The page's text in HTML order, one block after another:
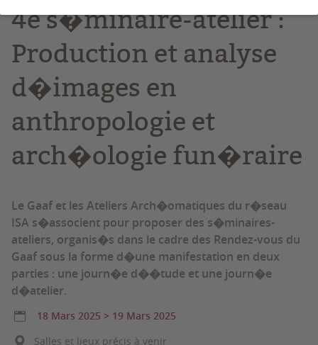
4e s�minaire-atelier :
Production et analyse
d�images en
anthropologie et
arch�ologie fun�raire
Le Gaaf et les Ateliers Arch�omatiques du r�seau
ISA s�associent pour proposer des s�minaires-
ateliers, organis�s dans le cadre des Rendez-vous du
Gaaf sous la forme d�une manifestation en deux
parties : une journ�e d��tude et une journ�e
d�atelier.
18 Mars 2025 > 19 Mars 2025
Salles et lieux précis à venir